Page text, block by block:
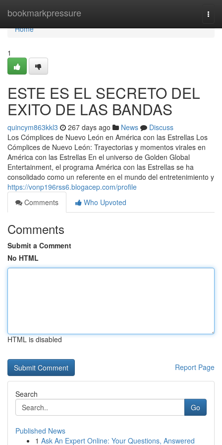
bookmarkpressure
Home
Home
1
ESTE ES EL SECRETO DEL
EXITO DE LAS BANDAS
quincym863kkl3 267 days ago News
Discuss
Los Cómplices de Nuevo León en América con las Estrellas Los
Cómplices de Nuevo León: Trayectorias y momentos virales en
América con las Estrellas En el universo de Golden Global
Entertainment, el programa América con las Estrellas se ha
consolidado como un referente en el mundo del entretenimiento y
https://vonp196rss6.blogacep.com/profile
Comments
Who Upvoted
Comments
Submit a Comment
No HTML
HTML is disabled
Report Page
Search
Go
Published News
1 Ask An Expert Online: Your Questions, Answered